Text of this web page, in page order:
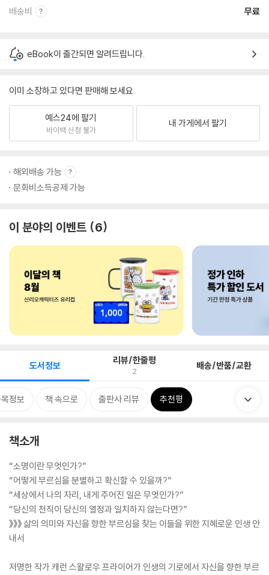
배송비 무료
eBook이 출간되면 알려드립니다.
이미 소장하고 있다면 판매해 보세요.
예스24에 팔기
바이백 신청 불가
내 가게에서 팔기
해외배송 가능
문화비소득공제 가능
이 분야의 이벤트 6
도서정보 리뷰/한줄평
2 배송/반품/교환
정보 책 속으로 출판사 리뷰 추천평
책소개
“소명이란 무엇인가?”
“어떻게 부르심을 분별하고 확신할 수 있을까?”
“세상에서 나의 자리, 내게 주어진 일은 무엇인가?”
“당신의 천직이 당신의 열정과 일치하지 않는다면?”
》》》 삶의 의미와 자신을 향한 부르심을 찾는 이들을 위한 지혜로운 인생 안
내서
저명한 작가 캐런 스왈로우 프라이어가 인생의 기로에서 자신을 향한 부르